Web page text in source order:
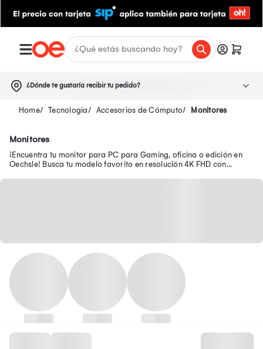
¿Dónde te gustaría recibir tu pedido?
Tecnologia Accesorios de Cómputo Monitores
Monitores
¡Encuentra tu monitor para PC para Gaming, oficina o edición en
Oechsle! Busca tu modelo favorito en resolución 4K FHD con